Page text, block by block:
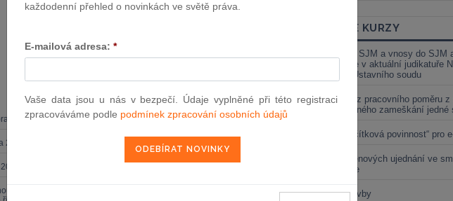
2013 — ZZ v. Komise
2013 — CK v. Komise
— ZZ v. Komise
službu (druhého senátu) ze dne 21. března 2013 — Brune v. Komise
ONLINE KURZY
Vnosy ze SJM a vnosy do SJM
valorizace v aktuální judikatuře
soudu a Ústavního soudu
Výpověď z pracovního poměru z
neomluveného zameškání jedné
Nová „tlačítková povinnost“ pro
Změna cenových ujednání ve
energetice
Černé stavby
každodenní přehled o novinkách ve světě práva.
E-mailová adresa: *
Vaše data jsou u nás v bezpečí. Údaje vyplněné při této registraci
zpracováváme podle podmínek zpracování osobních údajů